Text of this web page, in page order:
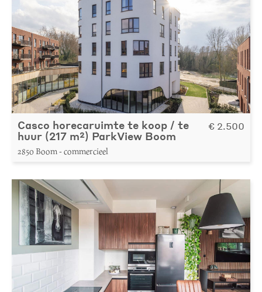
Casco horecaruimte te koop / te
huur (217 m²) ParkView Boom
2850 Boom - commercieel
€ 2.500